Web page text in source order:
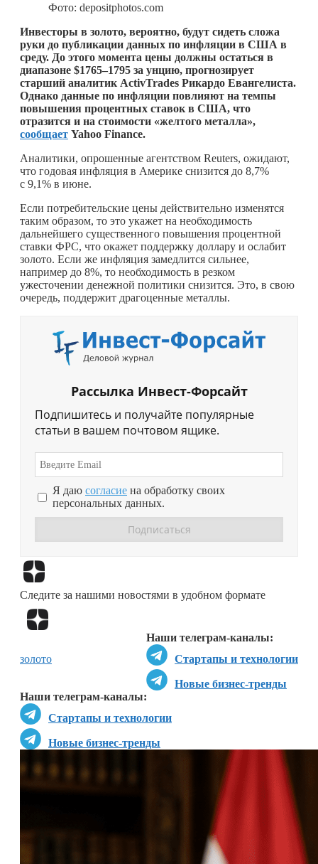
Фото: depositphotos.com
Инвесторы в золото, вероятно, будут сидеть сложа
руки до публикации данных по инфляции в США в
среду. До этого момента цены должны остаться в
диапазоне $1765–1795 за унцию, прогнозирует
старший аналитик ActivTrades Рикардо Евангелиста.
Однако данные по инфляции повлияют на темпы
повышения процентных ставок в США, что
отразится и на стоимости «желтого металла»,
сообщает Yahoo Finance.
Аналитики, опрошенные агентством Reuters, ожидают,
что годовая инфляция в Америке снизится до 8,7%
с 9,1% в июне.
Если потребительские цены действительно изменятся
таким образом, то это укажет на необходимость
дальнейшего существенного повышения процентной
ставки ФРС, что окажет поддержку доллару и ослабит
золото. Если же инфляция замедлится сильнее,
например до 8%, то необходимость в резком
ужесточении денежной политики снизится. Это, в свою
очередь, поддержит драгоценные металлы.
Рассылка Инвест-Форсайт
Подпишитесь и получайте популярные
статьи в вашем почтовом ящике.
Я даю согласие на обработку своих
персональных данных.
Следите за нашими новостями в удобном формате
Наши телеграм-каналы:
Стартапы и технологии
Новые бизнес-тренды
Наши телеграм-каналы:
Стартапы и технологии
Новые бизнес-тренды
золото